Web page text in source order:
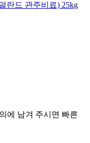
란드 관주비료) 25kg
에 남겨 주시면 빠른